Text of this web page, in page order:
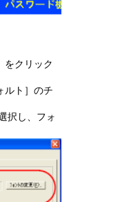
をクリック
ルト］のチ
択し、フォ